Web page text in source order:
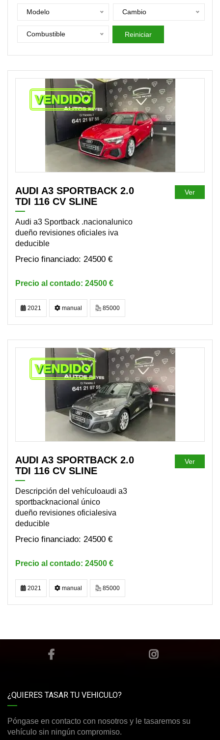
Modelo Cambio
Combustible Reiniciar
VENDIDO
AUDI A3 SPORTBACK 2.0
TDI 116 CV SLINE
Audi a3 Sportback .nacionalunico
dueño revisiones oficiales iva
deducible
24500 €
24500 €
Ver
2021 manual 85000
VENDIDO
AUDI A3 SPORTBACK 2.0
TDI 116 CV SLINE
Descripción del vehículoaudi a3
sportbacknacional único
dueño revisiones oficialesiva
deducible
24500 €
24500 €
Ver
2021 manual 85000
¿QUIERES TASAR TU VEHICULO?
Póngase en contacto con nosotros y le tasaremos su
vehículo sin ningún compromiso.